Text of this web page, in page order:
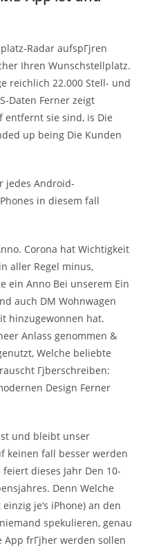
Radar aufspГјren
Ihren Wunschstellplatz.
reichlich 22.000 Stell- und
Daten Ferner zeigt
entfernt sie sind, is Die
up being Die Kunden
jedes Android-
in diesem fall
Corona hat Wichtigkeit
aller Regel minus,
ein Anno Bei unserem Ein
auch DM Wohnwagen
hinzugewonnen hat.
Anlass genommen &
Welche beliebte
Гјberschreiben:
Design Ferner
und bleibt unser
keinen fall besser werden
dieses Jahr Den 10-
Denn Welche
je’s iPhone) an den
spekulieren, genau
frГјher werden sollen